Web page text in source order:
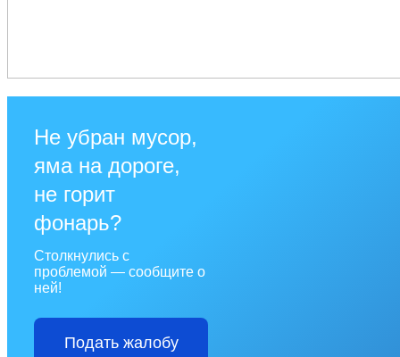
Не убран мусор,
яма на дороге,
не горит
фонарь?
Столкнулись с
проблемой — сообщите о
ней!
Подать жалобу